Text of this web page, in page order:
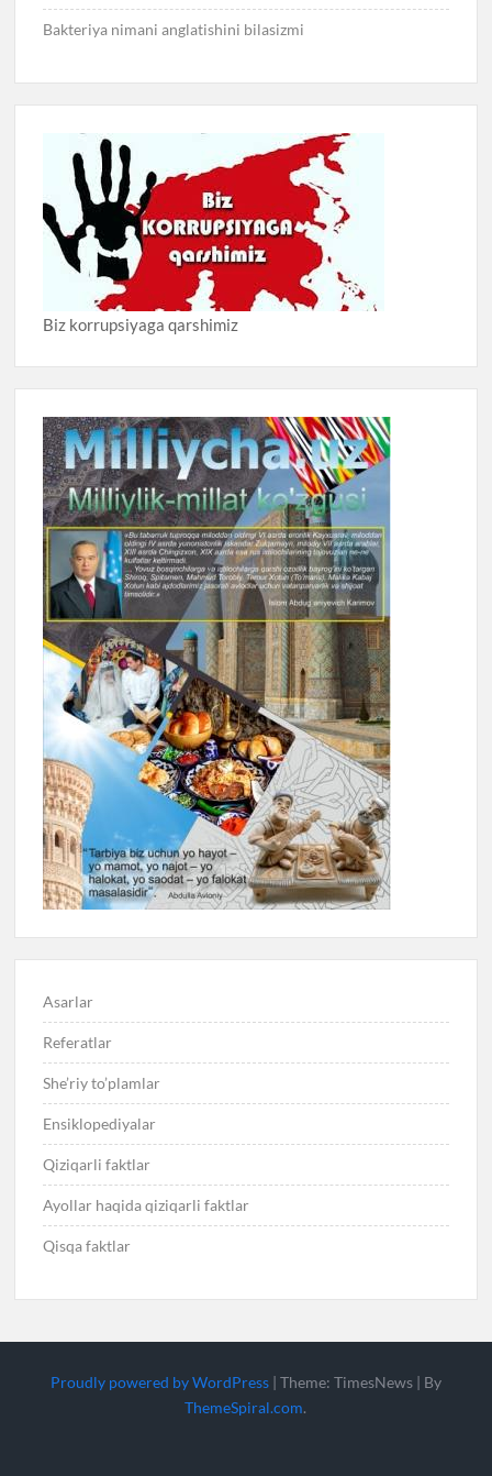
Bakteriya nimani anglatishini bilasizmi
Biz korrupsiyaga qarshimiz
Asarlar
Referatlar
She’riy to’plamlar
Ensiklopediyalar
Qiziqarli faktlar
Ayollar haqida qiziqarli faktlar
Qisqa faktlar
Proudly powered by WordPress | Theme: TimesNews | By
ThemeSpiral.com.